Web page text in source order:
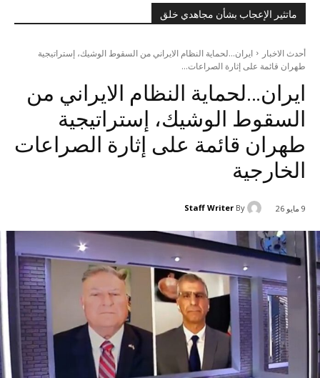
ماتثير الإعجاب بشأن مجاهدي خلق
أحدث الاخبار
ایران...لحماية النظام الایراني من السقوط الوشيك، إستراتيجية
طهران قائمة على إثارة الصراعات...
ایران…لحماية النظام الایراني من
السقوط الوشيك، إستراتيجية
طهران قائمة على إثارة الصراعات
الخارجية
9 مايو 26 By
Staff Writer